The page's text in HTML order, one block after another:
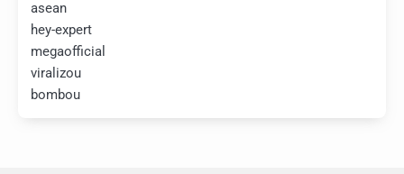
asean
hey-expert
megaofficial
viralizou
bombou